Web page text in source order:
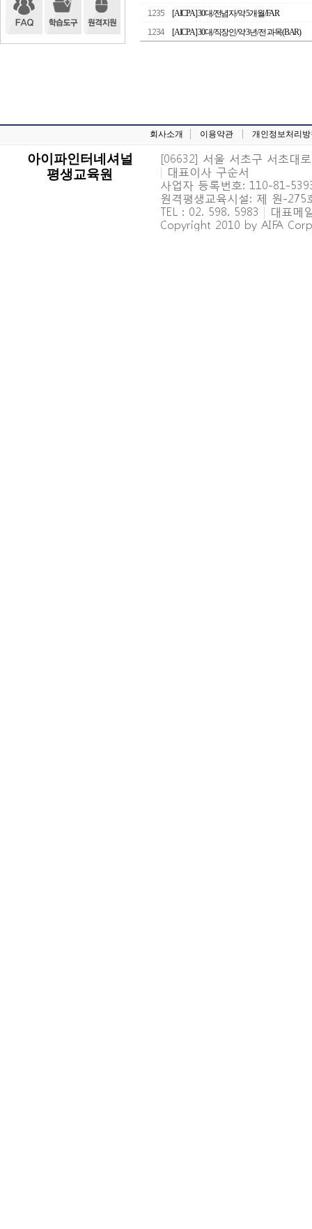
1235 [AICPA] 30대/전념자/약 5개월/FAR
1234 [AICPA] 30대/직장인/약 3년/전 과목(BAR)
회사소개 이용약관 개인정보처리
아이파인터네셔널
평생교육원
[06632] 서울 서초구 서초대
| 대표이사 구순서
사업자 등록번호: 110-81-
원격평생교육시설: 제 원-
TEL : 02. 598. 5983 | 대표메
Copyright 2010 by AIFA